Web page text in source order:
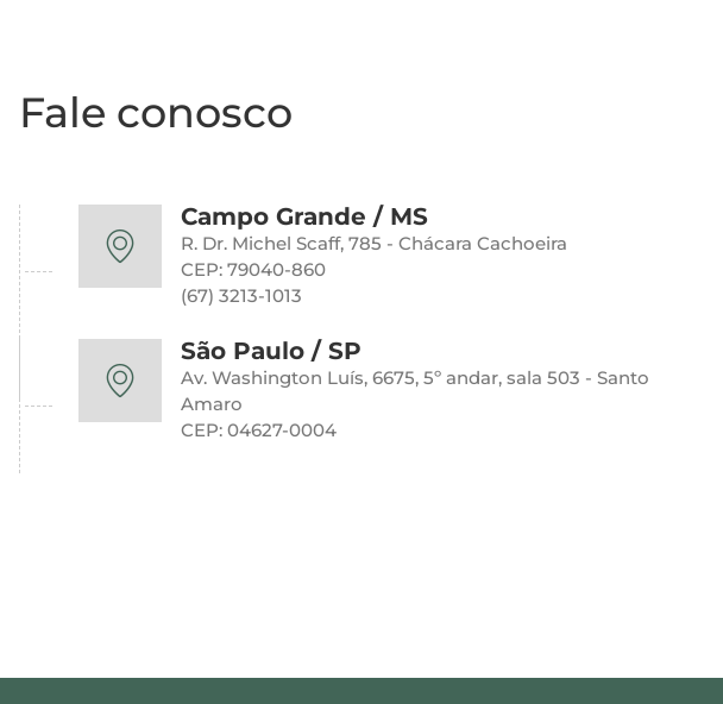
Fale conosco
Campo Grande / MS
R. Dr. Michel Scaff, 785 - Chácara Cachoeira
CEP: 79040-860
(67) 3213-1013
São Paulo / SP
Av. Washington Luís, 6675, 5º andar, sala 503 - Santo
Amaro
CEP: 04627-0004